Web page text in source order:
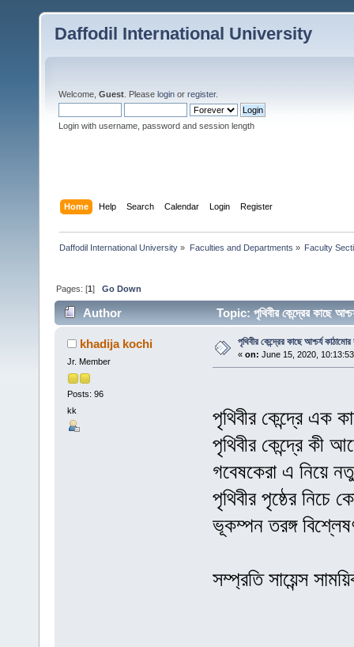
Daffodil International University
Welcome, Guest . Please login or register.
Login with username, password and session length
Home Help Search Calendar Login Register
Daffodil International University » Faculties and Departments » Faculty
Pages: [1]Go Down
Author Topic: পৃথিবীর কেন্দ্রের কাছে
khadija kochi
Jr. Member
Posts: 96
kk
পৃথিবীর কেন্দ্রের কাছে আশ্চর্য কাঠামোর
« on: June 15, 2020,
পৃথিবীর কেন্দ্রে এক
পৃথিবীর কেন্দ্রে কী
গবেষকেরা এ নিয়ে
পৃথিবীর পৃষ্ঠের নিচে
ভূকম্পন তরঙ্গ
সম্প্রতি সায়েন্স